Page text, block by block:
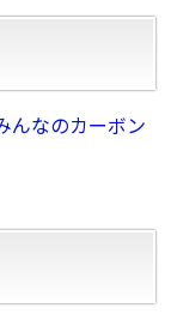
んなのカーボン